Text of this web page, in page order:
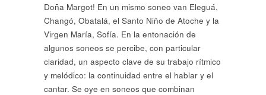
Doña Margot! En un mismo soneo van Eleguá,
Changó, Obatalá, el Santo Niño de Atoche y la
Virgen María, Sofía. En la entonación de
algunos soneos se percibe, con particular
claridad, un aspecto clave de su trabajo rítmico
y melódico: la continuidad entre el hablar y el
cantar. Se oye en soneos que combinan